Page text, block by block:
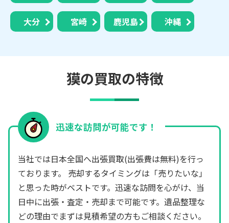
大分 宮崎 鹿児島 沖縄
獏の買取の特徴
迅速な訪問が可能です！
当社では日本全国へ出張買取(出張費は無料)を行っ
ております。 売却するタイミングは「売りたいな」
と思った時がベストです。迅速な訪問を心がけ、当
日中に出張・査定・売却まで可能です。遺品整理な
どの理由でまずは見積希望の方もご相談ください。